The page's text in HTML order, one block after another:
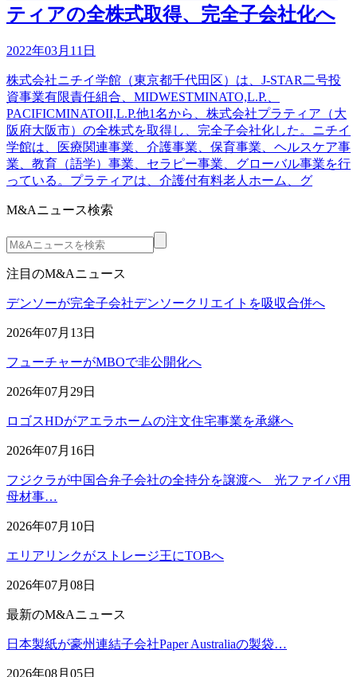
ティアの全株式取得、完全子会社化へ
2022年03月11日
株式会社ニチイ学館（東京都千代田区）は、J-STAR二号投
資事業有限責任組合、MIDWESTMINATO,L.P.、
PACIFICMINATOII,L.P.他1名から、株式会社プラティア（大
阪府大阪市）の全株式を取得し、完全子会社化した。ニチイ
学館は、医療関連事業、介護事業、保育事業、ヘルスケア事
業、教育（語学）事業、セラピー事業、グローバル事業を行
っている。プラティアは、介護付有料老人ホーム、グ
M&Aニュース検索
注目のM&Aニュース
デンソーが完全子会社デンソークリエイトを吸収合併へ
2026年07月13日
フューチャーがMBOで非公開化へ
2026年07月29日
ロゴスHDがアエラホームの注文住宅事業を承継へ
2026年07月16日
フジクラが中国合弁子会社の全持分を譲渡へ 光ファイバ用
母材事…
2026年07月10日
エリアリンクがストレージ王にTOBへ
2026年07月08日
最新のM&Aニュース
日本製紙が豪州連結子会社Paper Australiaの製袋…
2026年08月05日